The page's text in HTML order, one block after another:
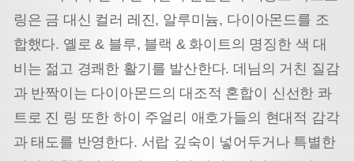
링은 금 대신 컬러 레진, 알루미늄, 다이아몬드를 조
합했다. 옐로 & 블루, 블랙 & 화이트의 명징한 색 대
비는 젊고 경쾌한 활기를 발산한다. 데님의 거친 질감
과 반짝이는 다이아몬드의 대조적 혼합이 신선한 콰
트로 진 링 또한 하이 주얼리 애호가들의 현대적 감각
과 태도를 반영한다. 서랍 깊숙이 넣어두거나 특별한